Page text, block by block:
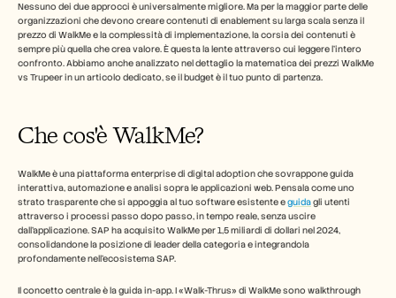
Nessuno dei due approcci è universalmente migliore. Ma per la maggior parte delle
organizzazioni che devono creare contenuti di enablement su larga scala senza il
prezzo di WalkMe e la complessità di implementazione, la corsia dei contenuti è
sempre più quella che crea valore. È questa la lente attraverso cui leggere l'intero
confronto. Abbiamo anche analizzato nel dettaglio la matematica dei prezzi WalkMe
vs Trupeer in un articolo dedicato, se il budget è il tuo punto di partenza.
Che cos'è WalkMe?
WalkMe è una piattaforma enterprise di digital adoption che sovrappone guida
interattiva, automazione e analisi sopra le applicazioni web. Pensala come uno
strato trasparente che si appoggia al tuo software esistente e guida gli utenti
attraverso i processi passo dopo passo, in tempo reale, senza uscire
dall'applicazione. SAP ha acquisito WalkMe per 1,5 miliardi di dollari nel 2024,
consolidandone la posizione di leader della categoria e integrandola
profondamente nell'ecosistema SAP.
Il concetto centrale è la guida in-app. I «Walk-Thrus» di WalkMe sono walkthrough